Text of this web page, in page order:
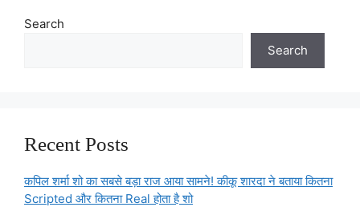
Search
Search
Recent Posts
कपिल शर्मा शो का सबसे बड़ा राज आया सामने! कीकू शारदा ने बताया कितना
Scripted और कितना Real होता है शो